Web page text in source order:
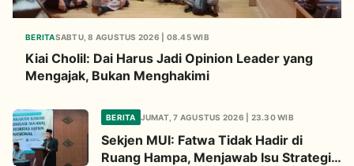
BERITASABTU, 8 AGUSTUS 2026 | 08.45 WIB
Kiai Cholil: Dai Harus Jadi Opinion Leader yang
Mengajak, Bukan Menghakimi
BERITA JUMAT, 7 AGUSTUS 2026 | 23.30 WIB
Sekjen MUI: Fatwa Tidak Hadir di
Ruang Hampa, Menjawab Isu Strategis